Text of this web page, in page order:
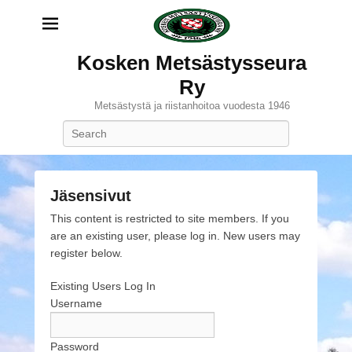
Kosken Metsästysseura
Ry
Metsästystä ja riistanhoitoa vuodesta 1946
Jäsensivut
P
o
s
e
d
n
This content is restricted to site members. If you
are an existing user, please log in. New users may
register below.
Existing Users Log In
Username
Password